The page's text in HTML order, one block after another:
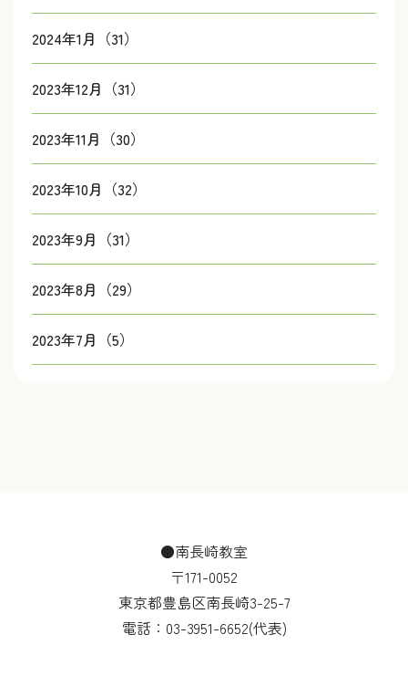
2024年1月（31）
2023年12月（31）
2023年11月（30）
2023年10月（32）
2023年9月（31）
2023年8月（29）
2023年7月（5）
●南長崎教室
〒171-0052
東京都豊島区南長崎3-25-7
電話： 03-3951-6652(代表)